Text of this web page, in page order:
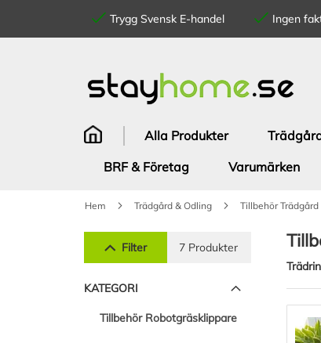
Trygg Svensk E-handel Ingen
innehållet
Alla Produkter
BRF & Företag
Varumärken
Hem Trädgård & Odling Tillbehör Trädgård
Filter 7 Produkter
KATEGORI
Tillbehör Robotgräsklippare